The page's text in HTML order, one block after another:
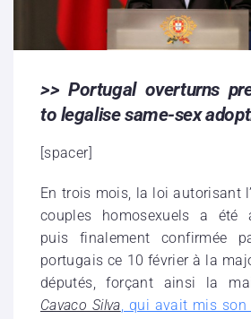
>> Portugal overturns
to legalise same-sex
[spacer]
En trois mois, la loi autorisant
couples homosexuels a été
puis finalement confirmée
portugais ce 10 février à la
députés, forçant ainsi la
Cavaco Silva , qui avait mis